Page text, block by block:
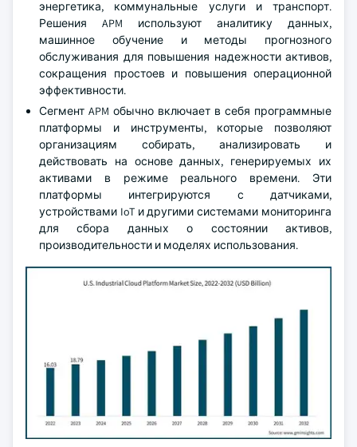
энергетика, коммунальные услуги и транспорт.
Решения APM используют аналитику данных,
машинное обучение и методы прогнозного
обслуживания для повышения надежности активов,
сокращения простоев и повышения операционной
эффективности.
Сегмент APM обычно включает в себя программные
платформы и инструменты, которые позволяют
организациям собирать, анализировать и
действовать на основе данных, генерируемых их
активами в режиме реального времени. Эти
платформы интегрируются с датчиками,
устройствами IoT и другими системами мониторинга
для сбора данных о состоянии активов,
производительности и моделях использования.